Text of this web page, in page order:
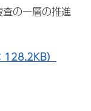
の一層の推進
）